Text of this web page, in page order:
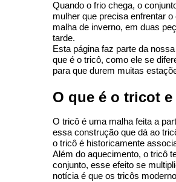
Quando o frio chega, o
mulher que precisa enfrentar
malha de inverno, em duas
tarde.
Esta página faz parte da
que é o tricô, como ele se
para que durem muitas
O que é o tricot
O tricô é uma malha feita a
essa construção que dá ao
o tricô é historicamente
Além do aquecimento, o tricô
conjunto, esse efeito se
notícia é que os tricôs